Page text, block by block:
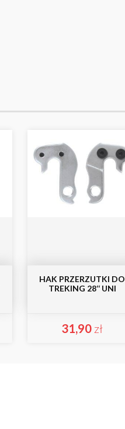
HAK PRZERZUTKI DO
TREKING 28‘‘ UNI
31,90 zł